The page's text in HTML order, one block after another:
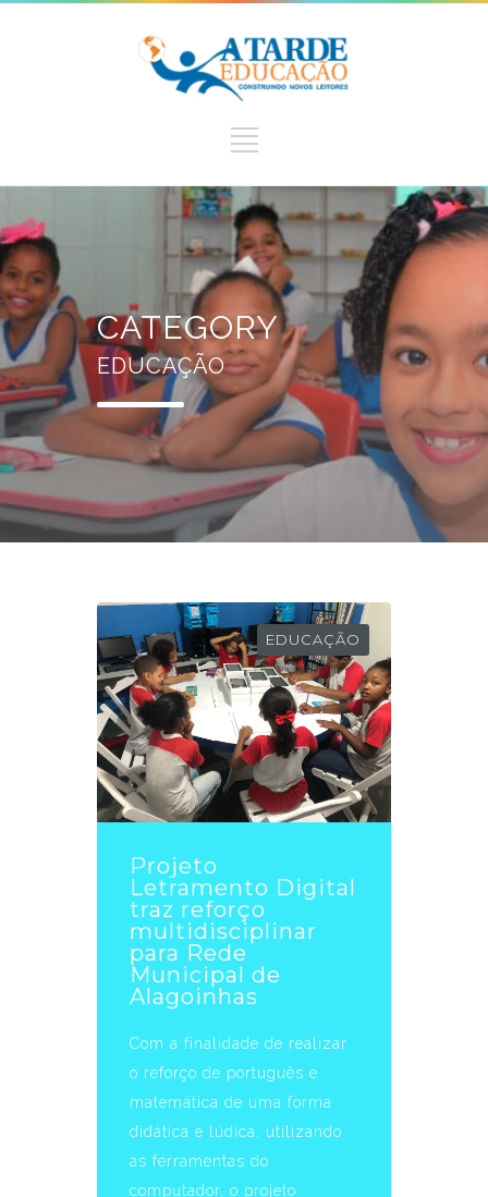
CATEGORY
EDUCAÇÃO
EDUCAÇÃO
Projeto
Letramento Digital
traz reforço
multidisciplinar
para Rede
Municipal de
Alagoinhas
Com a finalidade de realizar
o reforço de português e
matemática de uma forma
didática e lúdica, utilizando
as ferramentas do
computador, o projeto